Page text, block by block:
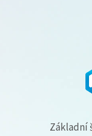
Základní